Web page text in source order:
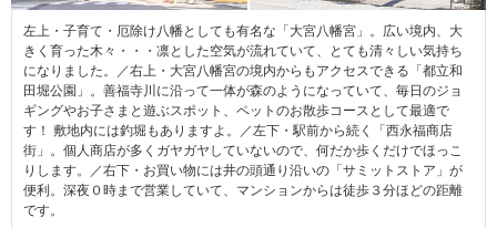
左上・子育て・厄除け八幡としても有名な「大宮八幡宮」。広い境内、大
きく育った木々・・・凛とした空気が流れていて、とても清々しい気持ち
になりました。／右上・大宮八幡宮の境内からもアクセスできる「都立和
田堀公園」。善福寺川に沿って一体が森のようになっていて、毎日のジョ
ギングやお子さまと遊ぶスポット、ペットのお散歩コースとして最適で
す！ 敷地内には釣堀もありますよ。／左下・駅前から続く「西永福商店
街」。個人商店が多くガヤガヤしていないので、何だか歩くだけでほっこ
りします。／右下・お買い物には井の頭通り沿いの「サミットストア」が
便利。深夜０時まで営業していて、マンションからは徒歩３分ほどの距離
です。